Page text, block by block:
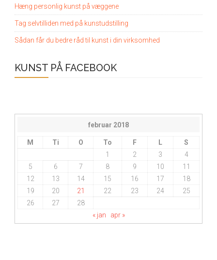
Hæng personlig kunst på væggene
Tag selvtilliden med på kunstudstilling
Sådan får du bedre råd til kunst i din virksomhed
KUNST PÅ FACEBOOK
februar 2018
M Ti O To F L
S
1
2 3
4
5
6 7 8 9 10
11
12
13 14 15 16 17
18
19
20 21 22 23 24
25
26
27
28
« jan
apr »